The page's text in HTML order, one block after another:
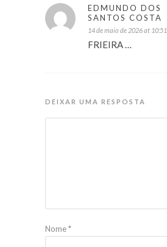
EDMUNDO DOS
SANTOS COSTA
14 de maio de 2026 at 10:51
FRIEIRA …
DEIXAR UMA RESPOSTA
Nome*